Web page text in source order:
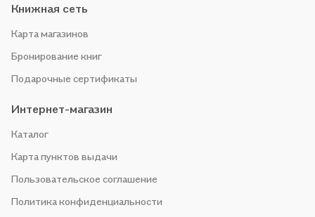
Книжная сеть
Карта магазинов
Бронирование книг
Подарочные сертификаты
Интернет-магазин
Каталог
Карта пунктов выдачи
Пользовательское соглашение
Политика конфиденциальности